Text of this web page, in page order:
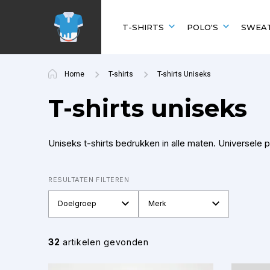
T-SHIRTS POLO'S
Uniseks
Dames
Baby
Ronde hals
Heren / Uniseks
Kinderen
Korte mouwen
Heren / Uniseks
Kinderen
Ronde hals
Heren / Uniseks
Kinderen
Kariban
Tricorp Workwear
Home T-shirts T-shirts Uniseks
T-shirts uniseks
Uniseks t-shirts bedrukken in alle maten. Universele
RESULTATEN FILTEREN
Doelgroep Merk
32 artikelen gevonden